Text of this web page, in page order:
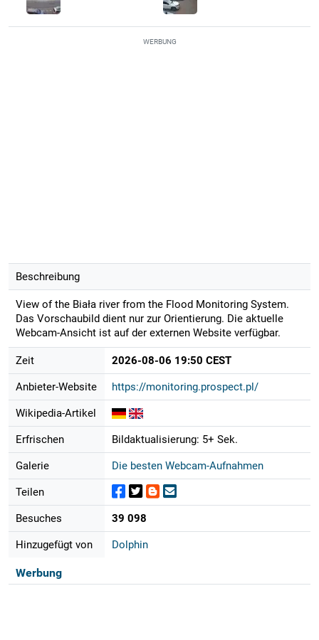
WERBUNG
Beschreibung
View of the Biała river from the Flood Monitoring System.
Das Vorschaubild dient nur zur Orientierung. Die aktuelle
Webcam-Ansicht ist auf der externen Website verfügbar.
Zeit 2026-08-06 19:50 CEST
Anbieter-Website https://monitoring.prospect.pl/
Wikipedia-Artikel
Erfrischen Bildaktualisierung: 5+ Sek.
Galerie Die besten Webcam-Aufnahmen
Teilen
Besuches 39 098
Hinzugefügt von Dolphin
Werbung